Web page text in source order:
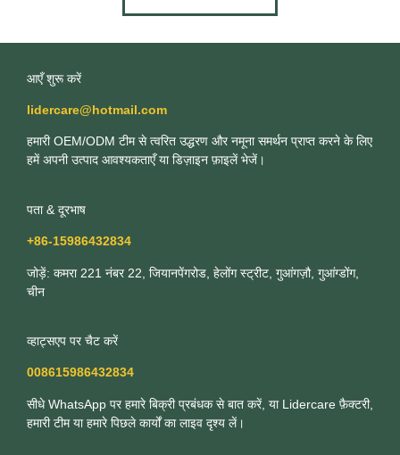
आएँ शुरू करें
lidercare@hotmail.com
हमारी OEM/ODM टीम से त्वरित उद्धरण और नमूना समर्थन प्राप्त करने के लिए
हमें अपनी उत्पाद आवश्यकताएँ या डिज़ाइन फ़ाइलें भेजें।
पता & दूरभाष
+86-15986432834
जोड़ें: कमरा 221 नंबर 22, जियानपेंगरोड, हेलोंग स्ट्रीट, गुआंगज़ौ, गुआंग्डोंग,
चीन
व्हाट्सएप पर चैट करें
008615986432834
सीधे WhatsApp पर हमारे बिक्री प्रबंधक से बात करें, या Lidercare फ़ैक्टरी,
हमारी टीम या हमारे पिछले कार्यों का लाइव दृश्य लें।